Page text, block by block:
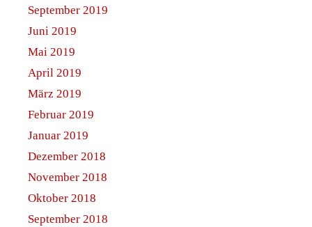
September 2019
Juni 2019
Mai 2019
April 2019
März 2019
Februar 2019
Januar 2019
Dezember 2018
November 2018
Oktober 2018
September 2018